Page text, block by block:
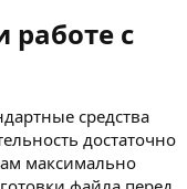
работе с
средства
достаточно
максимально